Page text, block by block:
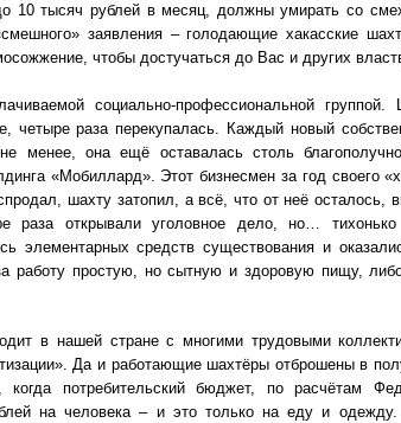
10 тысяч рублей в месяц, должны умирать со
заявления – голодающие хакасские
чтобы достучаться до Вас и других
социально-профессиональной группой.
раза перекупалась. Каждый новый
менее, она ещё оставалась столь
«Мобиллард». Этот бизнесмен за год своего
шахту затопил, а всё, что от неё осталось,
открывали уголовное дело, но… тихонько
элементарных средств существования и
работу простую, но сытную и здоровую пищу,
в нашей стране с многими трудовыми
Да и работающие шахтёры отброшены в
потребительский бюджет, по расчётам
на человека – и это только на еду и